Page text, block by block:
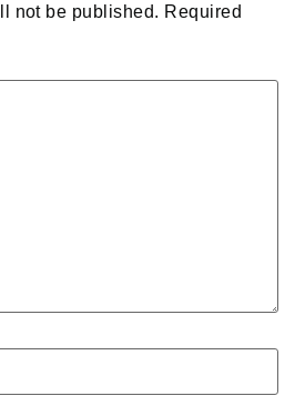
not be published. Required